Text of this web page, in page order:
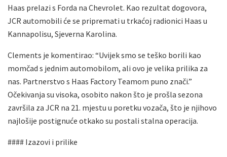
Haas prelazi s Forda na Chevrolet. Kao rezultat dogovora,
JCR automobili će se pripremati u trkaćoj radionici Haas u
Kannapolisu, Sjeverna Karolina.
Clements je komentirao: “Uvijek smo se teško borili kao
momčad s jednim automobilom, ali ovo je velika prilika za
nas. Partnerstvo s Haas Factory Teamom puno znači.”
Očekivanja su visoka, osobito nakon što je prošla sezona
završila za JCR na 21. mjestu u poretku vozača, što je njihovo
najlošije postignuće otkako su postali stalna operacija.
#### Izazovi i prilike